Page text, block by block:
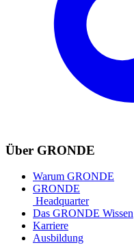
Über GRONDE
Warum GRONDE
GRONDE
Headquarter
Das GRONDE Wissen
Karriere
Ausbildung